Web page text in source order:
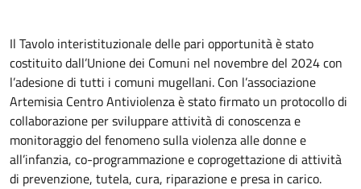
Il Tavolo interistituzionale delle pari opportunità è stato
costituito dall’Unione dei Comuni nel novembre del 2024 con
l’adesione di tutti i comuni mugellani. Con l’associazione
Artemisia Centro Antiviolenza è stato firmato un protocollo di
collaborazione per sviluppare attività di conoscenza e
monitoraggio del fenomeno sulla violenza alle donne e
all’infanzia, co-programmazione e coprogettazione di attività
di prevenzione, tutela, cura, riparazione e presa in carico.